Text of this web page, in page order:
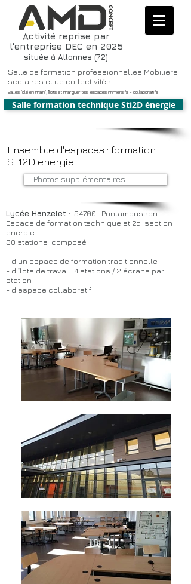
Activité reprise par
l'entreprise DEC en 2025
située à Allonnes (72)
Salle de formation professionnelles Mobiliers
scolaires et de collectivités
Salles "clé en main", îlots et marguerites, espaces immersifs - collaboratifs
Salle formation technique Sti2D énergie
Ensemble d'espaces : formation
ST12D energie
Photos supplémentaires
Lycée Hanzelet : 54700 Pontamousson
Espace de formation technique sti2d section
energie
30 stations composé
- d'un espace de formation traditionnelle
- d'îlots de travail 4 stations / 2 écrans par
station
- d'espace collaboratif
/ Salles projet